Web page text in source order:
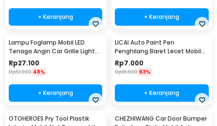
+ Keranjang + Keranjang
Lampu Foglamp Mobil LED
Tenaga Angin Car Grille Light
Wind Power 2 PCS - XY044
Rp27.100
Rp51.900 48%
+ Keranjang
LICAI Auto Paint Pen
Penghilang Baret Lecet Mobil
Scratch Removal 12ml
Rp7.000
Rp18.900 63%
+ Keranjang
OTOHEROES Pry Tool Plastik
CHEZHIWANG Car Door Bumper